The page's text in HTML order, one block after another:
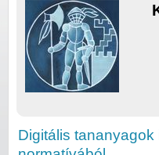
Digitális